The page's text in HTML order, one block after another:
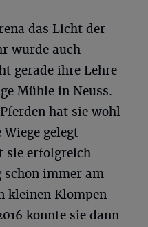
das Licht der
wurde auch
gerade ihre Lehre
Mühle in Neuss.
hat sie wohl
gelegt
sie erfolgreich
schon immer am
kleinen Klompen
konnte sie dann